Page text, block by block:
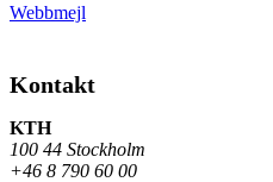
Webbmejl
Kontakt
KTH
100 44 Stockholm
+46 8 790 60 00